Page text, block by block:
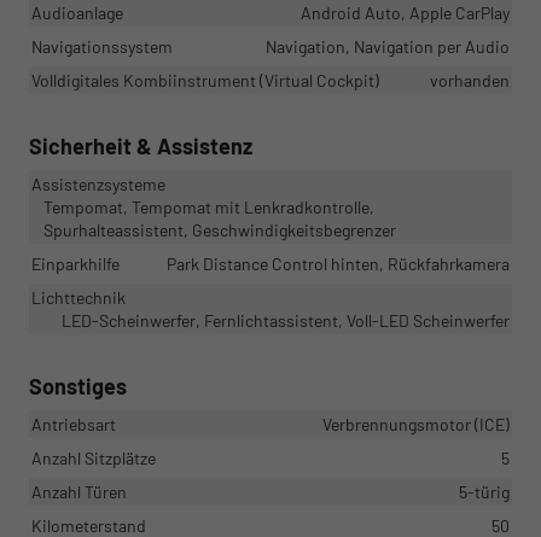
Audioanlage
Android Auto, Apple CarPlay
Navigationssystem
Navigation, Navigation per Audio
Volldigitales Kombiinstrument (Virtual Cockpit)
vorhanden
Sicherheit & Assistenz
Assistenzsysteme
Tempomat, Tempomat mit Lenkradkontrolle,
Spurhalteassistent, Geschwindigkeitsbegrenzer
Einparkhilfe
Park Distance Control hinten, Rückfahrkamera
Lichttechnik
LED-Scheinwerfer, Fernlichtassistent, Voll-LED Scheinwerfer
Sonstiges
Antriebsart
Verbrennungsmotor (ICE)
Anzahl Sitzplätze
5
Anzahl Türen
5-türig
Kilometerstand
50